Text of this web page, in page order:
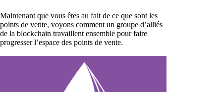
Maintenant que vous êtes au fait de ce que sont les
points de vente, voyons comment un groupe d’alliés
de la blockchain travaillent ensemble pour faire
progresser l’espace des points de vente.